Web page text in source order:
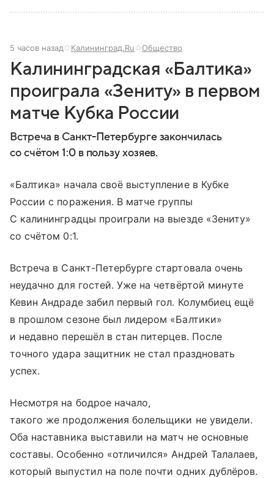
5 часов назад Калининград.Ru Общество
Калининградская «Балтика»
проиграла «Зениту» в первом
матче Кубка России
Встреча в Санкт-Петербурге закончилась
со счётом 1:0 в пользу хозяев.
«Балтика» начала своё выступление в Кубке
России с поражения. В матче группы
С калининградцы проиграли на выезде «Зениту»
со счётом 0:1.
Встреча в Санкт-Петербурге стартовала очень
неудачно для гостей. Уже на четвёртой минуте
Кевин Андраде забил первый гол. Колумбиец ещё
в прошлом сезоне был лидером «Балтики»
и недавно перешёл в стан питерцев. После
точного удара защитник не стал праздновать
успех.
Несмотря на бодрое начало,
такого же продолжения болельщики не увидели.
Оба наставника выставили на матч не основные
составы. Особенно «отличился» Андрей Талалаев,
который выпустил на поле почти одних дублёров.